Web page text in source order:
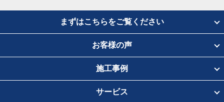
まずはこちらをご覧ください
お客様の声
施工事例
サービス